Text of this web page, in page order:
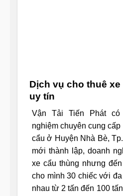
Dịch vụ cho thuê xe
uy tín
Vận Tải Tiến Phát
nghiệm chuyên cung
cẩu ở Huyện Nhà Bè,
mới thành lập, doanh
xe cẩu thùng nhưng
cho mình 30 chiếc với
nhau từ 2 tấn đến 100